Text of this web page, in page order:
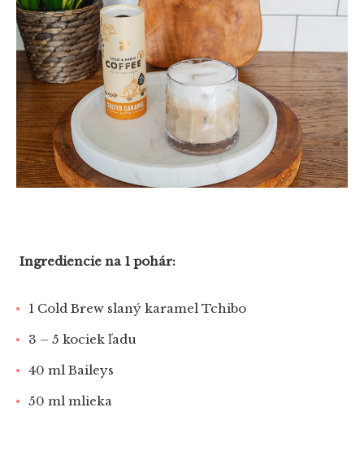
Ingrediencie na 1 pohár:
1 Cold Brew slaný karamel Tchibo
3 – 5 kociek ľadu
40 ml Baileys
50 ml mlieka